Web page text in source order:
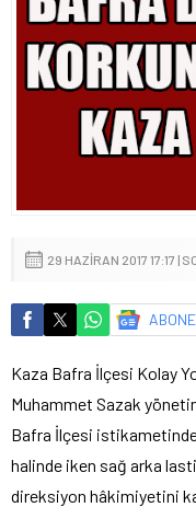
29 HAZIRAN 2017 17:17 |
ABONE
Kaza Bafra İlçesi Kolay
Muhammet Sazak
Bafra İlçesi
halinde iken sağ arka
direksiyon hâkimiyetini